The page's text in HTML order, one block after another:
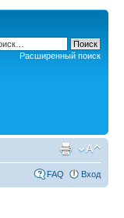
Расширенный поиск
FAQ Вход